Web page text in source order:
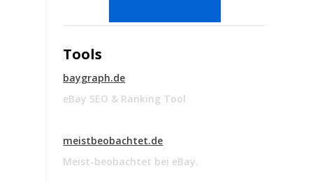
Tools
baygraph.de
eBay SEO & Ranking Tool
meistbeobachtet.de
Meist-beobachtet bei eBay.